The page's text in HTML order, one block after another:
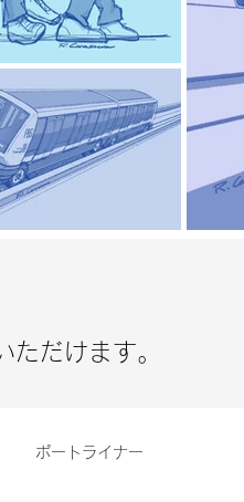
だけます。
ポートライナー